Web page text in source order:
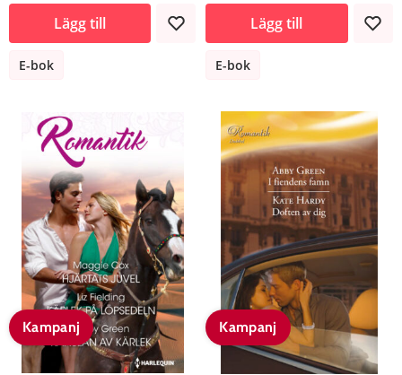
Lägg till
E-bok
Lägg till
E-bok
Kampanj Kampanj